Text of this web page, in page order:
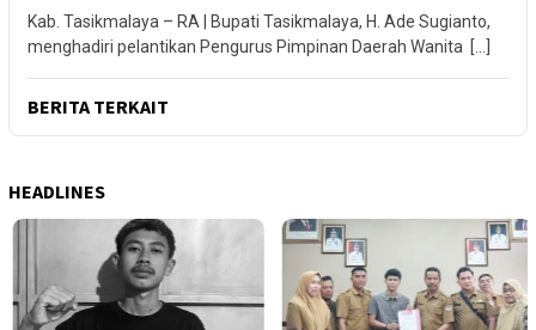
Kab. Tasikmalaya – RA | Bupati Tasikmalaya, H. Ade Sugianto,
menghadiri pelantikan Pengurus Pimpinan Daerah Wanita […]
BERITA TERKAIT
HEADLINES